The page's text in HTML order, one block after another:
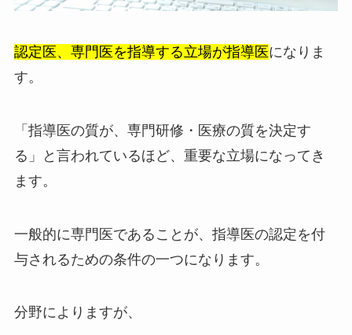
認定医、専門医を指導する立場が指導医になりま
す。
「指導医の質が、専門研修・医療の質を決定す
る」と言われているほど、重要な立場になってき
ます。
一般的に専門医であることが、指導医の認定を付
与されるための条件の一つになります。
分野によりますが、